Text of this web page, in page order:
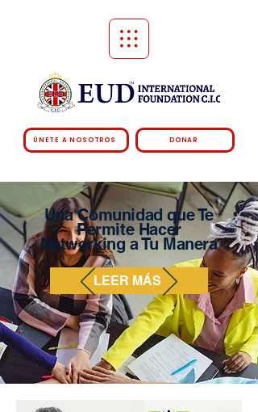
DONAR
ÚNETE A NOSOTROS
Una Comunidad que Te
Permite Hacer
Networking a Tu Manera
LEER MÁS